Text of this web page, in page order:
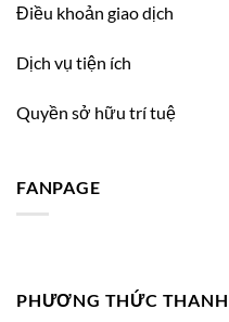
Điều khoản giao dịch
Dịch vụ tiện ích
Quyền sở hữu trí tuệ
FANPAGE
PHƯƠNG THỨC